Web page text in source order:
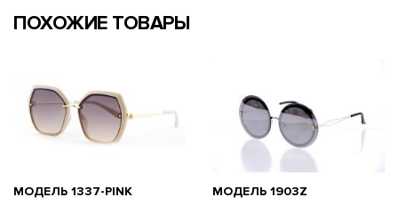
ПОХОЖИЕ ТОВАРЫ
МОДЕЛЬ 1337-PINK МОДЕЛЬ 1903Z